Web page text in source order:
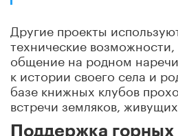
Другие проекты
технические
общение на родном
к истории своего села и
базе книжных клубов
встречи земляков,
Поддержка горных